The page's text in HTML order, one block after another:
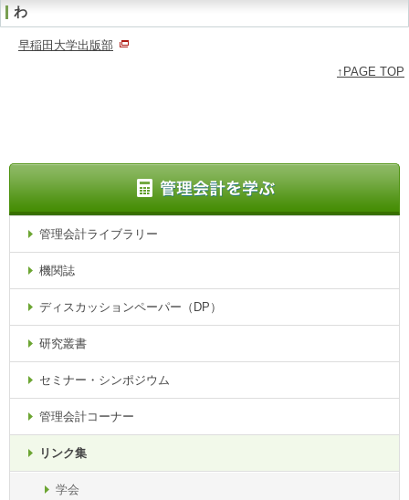
わ
早稲田大学出版部
↑PAGE TOP
管理会計ライブラリー
機関誌
ディスカッションペーパー（DP）
研究叢書
セミナー・シンポジウム
管理会計コーナー
リンク集
学会